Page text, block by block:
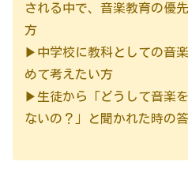
される中で、音楽教育の優
方
▶中学校に教科としての音
めて考えたい方
▶生徒から「どうして音楽
ないの？」と聞かれた時の